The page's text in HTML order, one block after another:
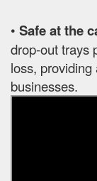
• Safe at the
drop-out trays
loss,
businesses.